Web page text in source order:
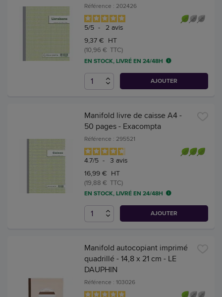
Référence : 202426
5/5 - 2 avis
9,37 € HT
(10,96 € TTC)
EN STOCK, LIVRÉ EN 24/48H
AJOUTER
Manifold livre de caisse A4 -
50 pages - Exacompta
Référence : 295521
4.7/5 - 3 avis
16,99 € HT
(19,88 € TTC)
EN STOCK, LIVRÉ EN 24/48H
AJOUTER
Manifold autocopiant imprimé
quadrillé - 14,8 x 21 cm - LE
DAUPHIN
Référence : 103026